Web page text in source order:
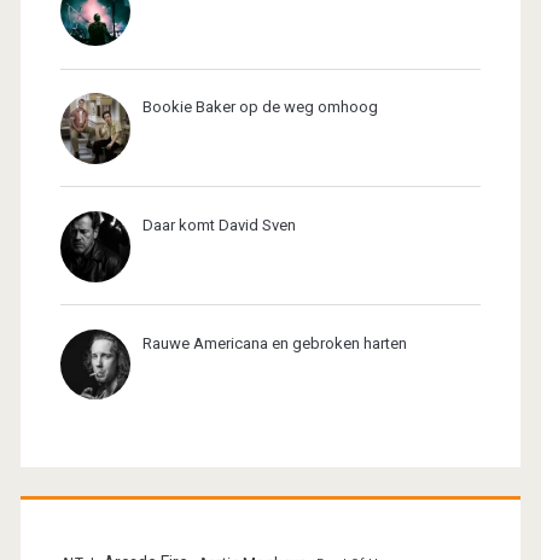
Bookie Baker op de weg omhoog
Daar komt David Sven
Rauwe Americana en gebroken harten